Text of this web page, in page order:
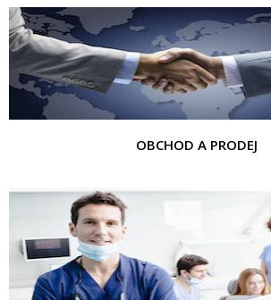
OBCHOD A PRODEJ